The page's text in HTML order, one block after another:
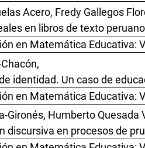
Acero, Fredy Gallegos
en libros de texto
en Matemática Educativa:
identidad. Un caso de
en Matemática Educativa:
Gironés, Humberto Quesada
discursiva en procesos de